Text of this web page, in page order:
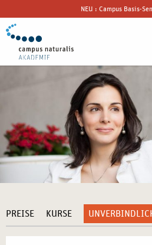
NEU : Campus Basis-
PREISE KURSE